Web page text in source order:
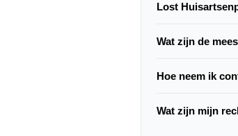
Lost
Wat zijn de
Hoe neem ik
Wat zijn mijn